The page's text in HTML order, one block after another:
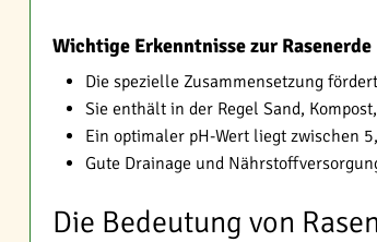
Wichtige Erkenntnisse zur Rasenerde
Die spezielle Zusammensetzung
Sie enthält in der Regel Sand,
Ein optimaler pH-Wert liegt zwischen
Gute Drainage und
Die Bedeutung von